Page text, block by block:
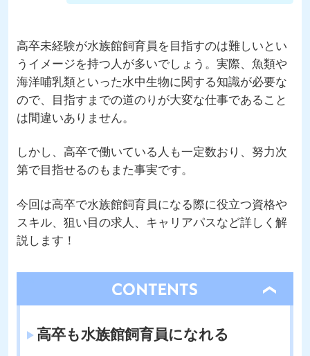
高卒未経験が水族館飼育員を目指すのは難しいとい
うイメージを持つ人が多いでしょう。実際、魚類や
海洋哺乳類といった水中生物に関する知識が必要な
ので、目指すまでの道のりが大変な仕事であること
は間違いありません。
しかし、高卒で働いている人も一定数おり、努力次
第で目指せるのもまた事実です。
今回は高卒で水族館飼育員になる際に役立つ資格や
スキル、狙い目の求人、キャリアパスなど詳しく解
説します！
高卒も水族館飼育員になれる